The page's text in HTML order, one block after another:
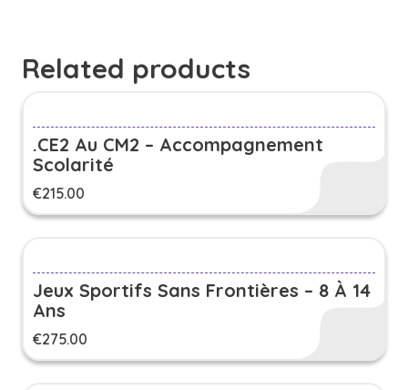
Related products
.CE2 Au CM2 – Accompagnement
Scolarité
€215.00
Jeux Sportifs Sans Frontières – 8 À 14
Ans
€275.00